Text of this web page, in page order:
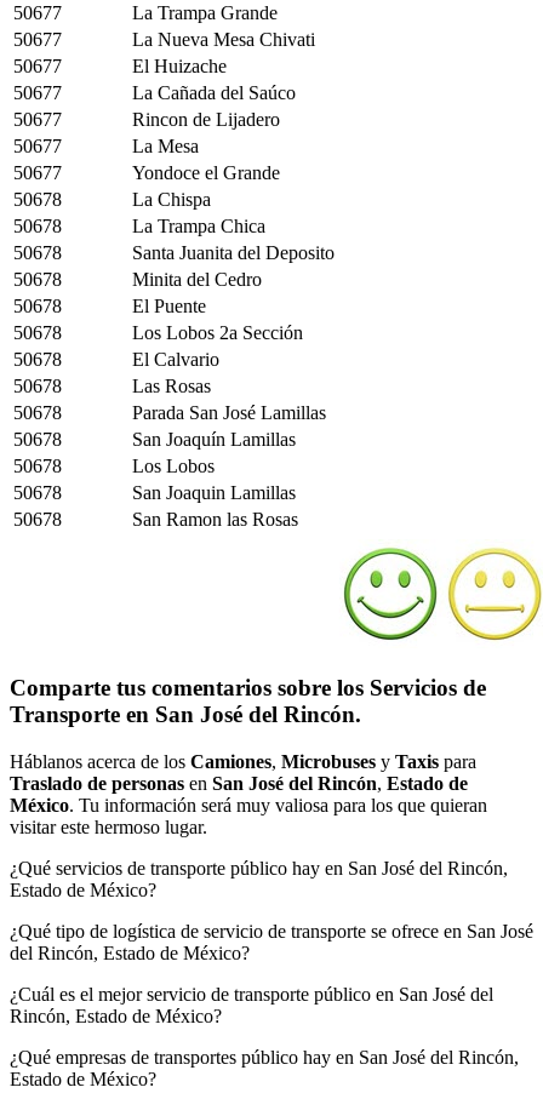
50677
La Trampa Grande
50677
La Nueva Mesa Chivati
50677
El Huizache
50677
La Cañada del Saúco
50677
Rincon de Lijadero
50677
La Mesa
50677
Yondoce el Grande
50678
La Chispa
50678
La Trampa Chica
50678
Santa Juanita del Deposito
50678
Minita del Cedro
50678
El Puente
50678
Los Lobos 2a Sección
50678
El Calvario
50678
Las Rosas
50678
Parada San José Lamillas
50678
San Joaquín Lamillas
50678
Los Lobos
50678
San Joaquin Lamillas
50678
San Ramon las Rosas
Comparte tus comentarios sobre los Servicios de
Transporte en San José del Rincón.
Háblanos acerca de los Camiones, Microbuses y Taxis para
Traslado de personas en San José del Rincón, Estado de
México. Tu información será muy valiosa para los que quieran
visitar este hermoso lugar.
¿Qué servicios de transporte público hay en San José del Rincón,
Estado de México?
¿Qué tipo de logística de servicio de transporte se ofrece en San José
del Rincón, Estado de México?
¿Cuál es el mejor servicio de transporte público en San José del
Rincón, Estado de México?
¿Qué empresas de transportes público hay en San José del Rincón,
Estado de México?